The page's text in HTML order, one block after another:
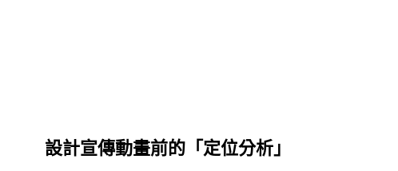
設計宣傳動畫前的「定位分析」